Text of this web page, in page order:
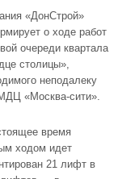
«ДонСтрой»
о ходе работ
очереди квартала
столицы»,
неподалеку
«Москва-сити».
время
ходом идет
21 лифт в